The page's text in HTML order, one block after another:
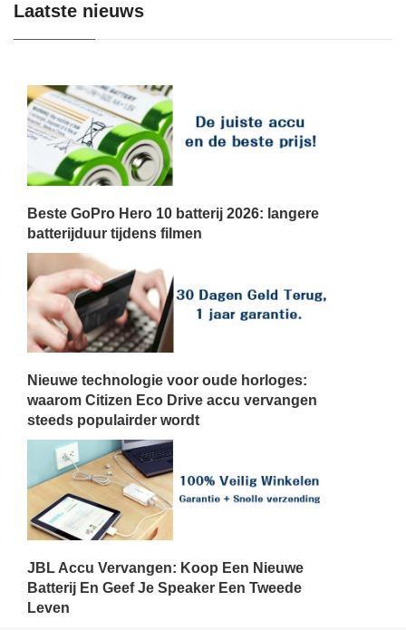
Laatste nieuws
Beste GoPro Hero 10 batterij 2026: langere
batterijduur tijdens filmen
Nieuwe technologie voor oude horloges:
waarom Citizen Eco Drive accu vervangen
steeds populairder wordt
JBL Accu Vervangen: Koop Een Nieuwe
Batterij En Geef Je Speaker Een Tweede
Leven